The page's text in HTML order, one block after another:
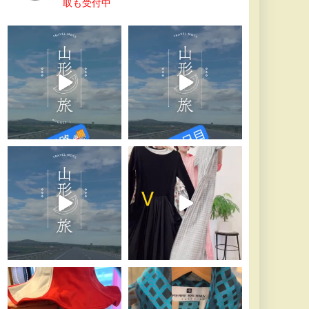
取も受付中